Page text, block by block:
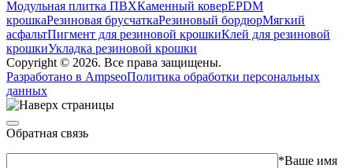
Модульная плитка ПВХКаменный коверEPDM
крошкаРезиновая брусчаткаРезиновый бордюрМягкий
асфальтПигмент для резиновой крошкиКлей для резиновой
крошкиУкладка резиновой крошки
Copyright © 2026. Все права защищены.
Разработано в AmpseoПолитика обработки персональных
данных
Обратная связь
*Ваше имя